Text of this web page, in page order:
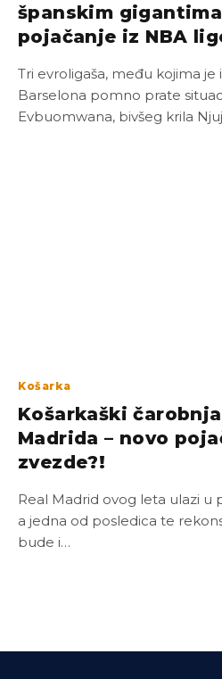
španskim
pojačanje iz NBA
Tri evroligaša, među kojima je
Barselona pomno prate
Evbuomwana, bivšeg krila
Košarka
Košarkaški
Madrida – novo
zvezde?!
Real Madrid ovog leta ulazi u
a jedna od posledica te
bude i…